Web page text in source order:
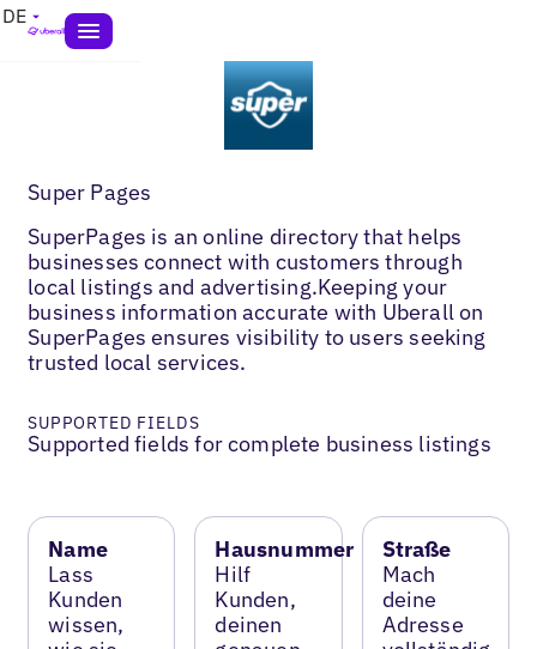
DE
Super Pages
SuperPages is an online directory that helps
businesses connect with customers through
local listings and advertising.Keeping your
business information accurate with Uberall on
SuperPages ensures visibility to users seeking
trusted local services.
SUPPORTED FIELDS
Supported fields for complete business listings
Name
Lass
Kunden
wissen,
Hausnummer
Hilf
Kunden,
deinen
Straße
Mach
deine
Adresse